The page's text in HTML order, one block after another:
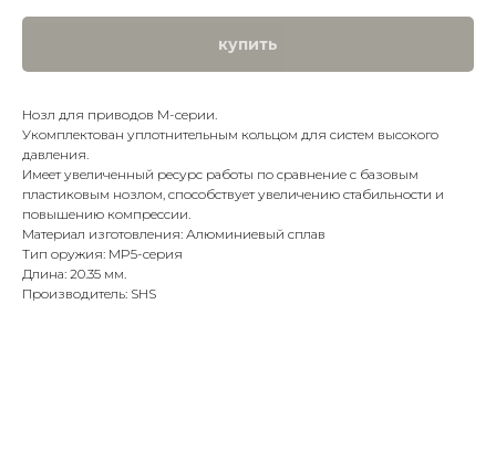
купить
Нозл для приводов M-серии.
Укомплектован уплотнительным кольцом для систем высокого
давления.
Имеет увеличенный ресурс работы по сравнение с базовым
пластиковым нозлом, способствует увеличению стабильности и
повышению компрессии.
Материал изготовления: Алюминиевый сплав
Тип оружия: MP5-серия
Длина: 20.35 мм.
Производитель: SHS